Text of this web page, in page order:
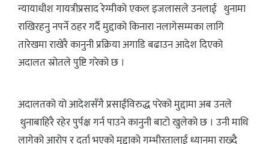
न्यायाधीश गायत्रीप्रसाद रेग्मीको एकल इजलासले उनलाई थुनामा
राखिरहनु नपर्ने ठहर गर्दै मुद्दाको किनारा नलागेसम्मका लागि
तारेखमा राखेरै कानुनी प्रक्रिया अगाडि बढाउन आदेश दिएको
अदालत स्रोतले पुष्टि गरेको छ ।
अदालतको यो आदेशसँगै प्रसाईंविरुद्ध परेको मुद्दामा अब उनले
थुनाबाहिरै रहेर पुर्पक्ष गर्न पाउने कानुनी बाटो खुलेको छ । उनी माथि
लागेको आरोप र दर्ता भएको मुद्दाको गम्भीरतालाई ध्यानमा राख्दै